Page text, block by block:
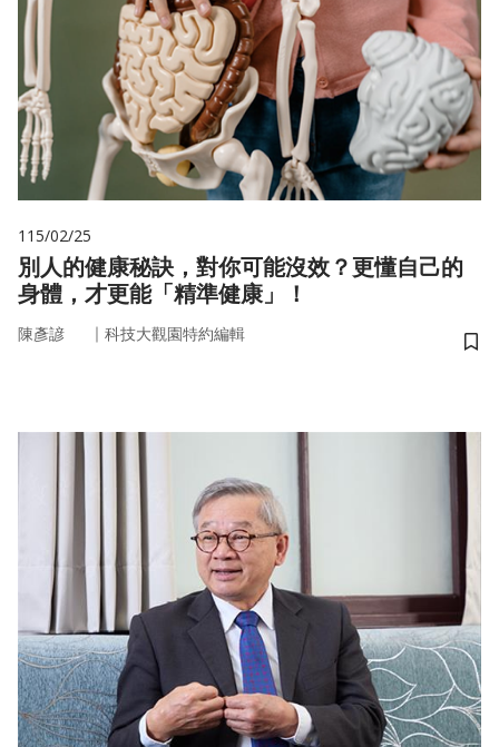
115/02/25
別人的健康秘訣，對你可能沒效？更懂自己的
身體，才更能「精準健康」！
陳彥諺 ｜ 科技大觀園特約編輯
儲